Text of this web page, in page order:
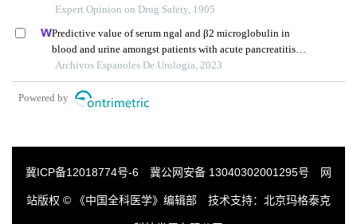
Expert Opinion on Drug Safety, 1905
Predictive value of serum ngal and β2 microglobulin in
blood and urine amongst patients with acute pancreatitis
and acute kidney injury
Archivos Espanoles De Urologia, 2023
Powered by
冀ICP备12018774号-6 冀公网安备 13040302001295号 网
站版权 © 《中国全科医学》编辑部 技术支持： 北京玛格泰克